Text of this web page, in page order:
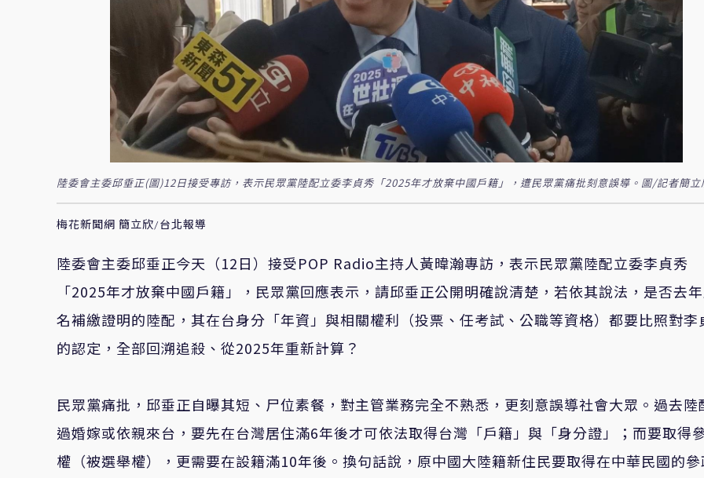
陸委會主委邱垂正(圖)12日接受專訪，表示民眾黨陸配立委李貞秀「2025年才放棄中國戶籍」，遭民眾黨痛批刻意誤導。圖/記者簡立
梅花新聞網 簡立欣/台北報導
陸委會主委邱垂正今天（12日）接受POP Radio主持人黃暐瀚專訪，表示民眾黨陸配立委李貞秀
「2025年才放棄中國戶籍」，民眾黨回應表示，請邱垂正公開明確說清楚，若依其說法，是否去
名補繳證明的陸配，其在台身分「年資」與相關權利（投票、任考試、公職等資格）都要比照對李
的認定，全部回溯追殺、從2025年重新計算？
民眾黨痛批，邱垂正自曝其短、尸位素餐，對主管業務完全不熟悉，更刻意誤導社會大眾。過去陸
過婚嫁或依親來台，要先在台灣居住滿6年後才可依法取得台灣「戶籍」與「身分證」；而要取得
權（被選舉權），更需要在設籍滿10年後。換句話說，原中國大陸籍新住民要取得在中華民國的